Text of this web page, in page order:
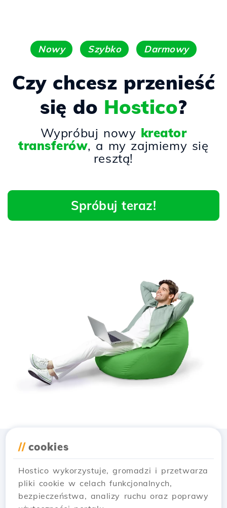
Nowy Szybko Darmowy
Czy chcesz przenieść
się do Hostico?
Wypróbuj nowy kreator
transferów, a my zajmiemy się
resztą!
Spróbuj teraz!
// cookies
Hostico wykorzystuje, gromadzi i przetwarza
pliki cookie w celach funkcjonalnych,
bezpieczeństwa, analizy ruchu oraz poprawy
Pobierz aplikację